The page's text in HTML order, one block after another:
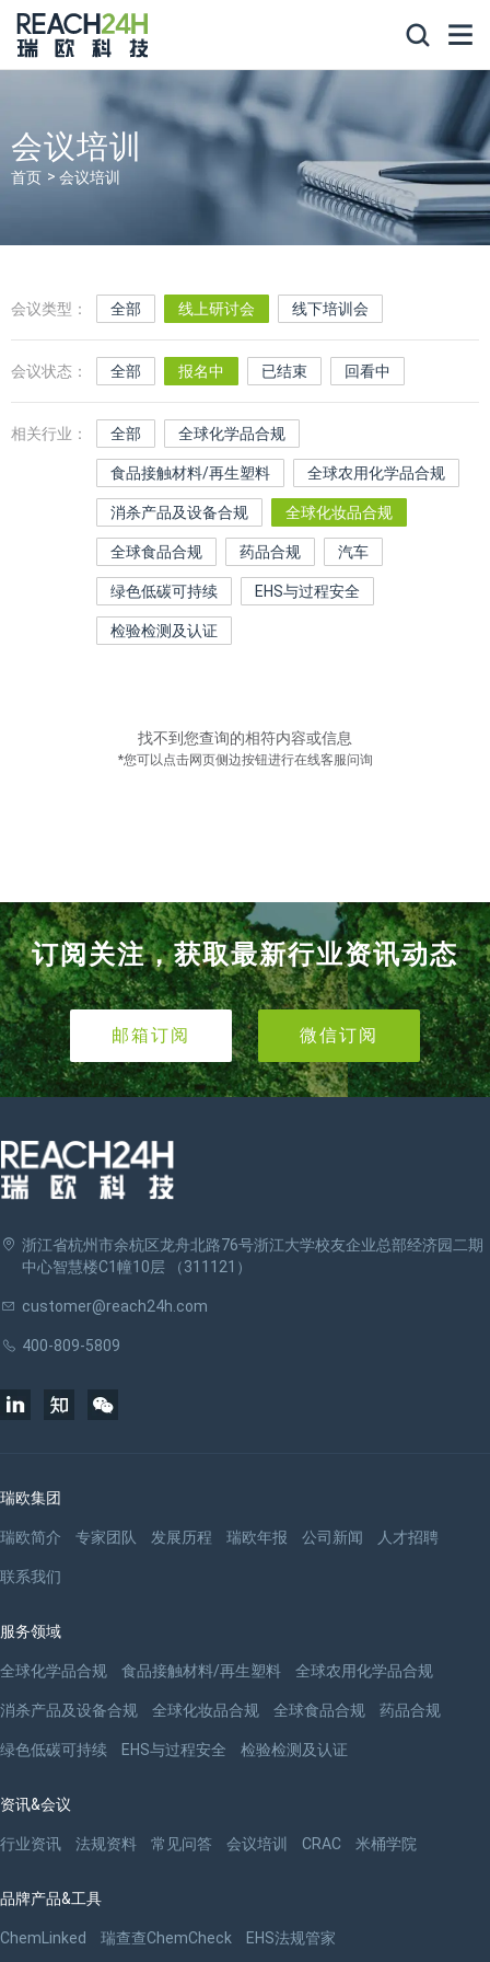
会议培训
首页 会议培训
会议类型： 全部 线上研讨会 线下培训会
会议状态： 全部 报名中 已结束 回看中
相关行业： 全部 全球化学品合规
食品接触材料/再生塑料 全球农用化学品合规
消杀产品及设备合规 全球化妆品合规
全球食品合规 药品合规 汽车
绿色低碳可持续 EHS与过程安全
检验检测及认证
找不到您查询的相符内容或信息
*您可以点击网页侧边按钮进行在线客服问询
订阅关注，获取最新行业资讯动态
邮箱订阅 微信订阅
浙江省杭州市余杭区龙舟北路76号浙江大学校友企业总部经济园二期
中心智慧楼C1幢10层 （311121）
customer@reach24h.com
400-809-5809
瑞欧集团
瑞欧简介 专家团队 发展历程 瑞欧年报 公司新闻 人才招聘
联系我们
服务领域
全球化学品合规 食品接触材料/再生塑料 全球农用化学品合规
消杀产品及设备合规 全球化妆品合规 全球食品合规 药品合规
绿色低碳可持续 EHS与过程安全 检验检测及认证
资讯&会议
行业资讯 法规资料 常见问答 会议培训 CRAC 米桶学院
品牌产品&工具
ChemLinked 瑞查查ChemCheck EHS法规管家